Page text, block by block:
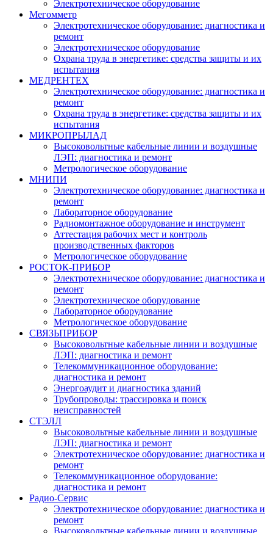
Электротехническое оборудование
Мегомметр
Электротехническое оборудование: диагностика и
ремонт
Электротехническое оборудование
Охрана труда в энергетике: средства защиты и их
испытания
МЕДРЕНТЕХ
Электротехническое оборудование: диагностика и
ремонт
Охрана труда в энергетике: средства защиты и их
испытания
МИКРОПРЫЛАД
Высоковольтные кабельные линии и воздушные
ЛЭП: диагностика и ремонт
Метрологическое оборудование
МНИПИ
Электротехническое оборудование: диагностика и
ремонт
Лабораторное оборудование
Радиомонтажное оборудование и инструмент
Аттестация рабочих мест и контроль
производственных факторов
Метрологическое оборудование
РОСТОК-ПРИБОР
Электротехническое оборудование: диагностика и
ремонт
Электротехническое оборудование
Лабораторное оборудование
Метрологическое оборудование
СВЯЗЬПРИБОР
Высоковольтные кабельные линии и воздушные
ЛЭП: диагностика и ремонт
Телекоммуникационное оборудование:
диагностика и ремонт
Энергоаудит и диагностика зданий
Трубопроводы: трассировка и поиск
неисправностей
СТЭЛЛ
Высоковольтные кабельные линии и воздушные
ЛЭП: диагностика и ремонт
Электротехническое оборудование: диагностика и
ремонт
Телекоммуникационное оборудование:
диагностика и ремонт
Радио-Cервис
Электротехническое оборудование: диагностика и
ремонт
Высоковольтные кабельные линии и воздушные